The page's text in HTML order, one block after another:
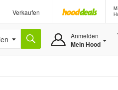
Verkaufen
Anmelden
Mein Hood